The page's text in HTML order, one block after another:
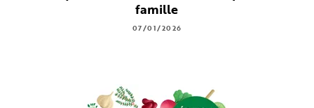
famille
07/01/2026